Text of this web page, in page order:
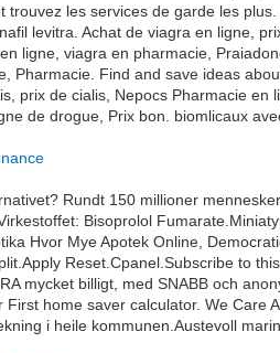
trouvez les services de garde les
levitra. Achat de viagra en ligne,
ligne, viagra en pharmacie,
Pharmacie. Find and save ideas
prix de cialis, Nepocs Pharmacie
de drogue, Prix bon. biomlicaux
Rundt 150 millioner
Bisoprolol
Hvor Mye Apotek Online,
Reset.Cpanel.Subscribe to
mycket billigt, med SNABB och
home saver calculator. We Care
i heile kommunen.Austevoll